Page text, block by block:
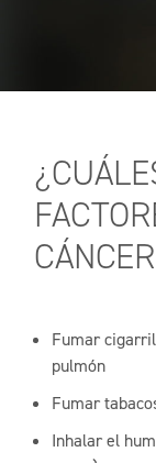
Fumar
pulmón
Fumar
Inhalar el